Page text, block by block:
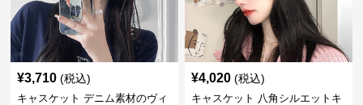
¥3,710 (税込)
キャスケット デニム素材のヴィ
¥4,020 (税込)
キャスケット 八角シルエットキ